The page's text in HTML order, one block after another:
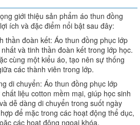
giới thiệu sản phẩm áo thun đồng
ích và đặc điểm nổi bật sau đây:
thần đoàn kết: Áo thun đồng phục lớp
và tinh thần đoàn kết trong lớp học.
cùng một kiểu áo, tạo nên sự thống
các thành viên trong lớp.
di chuyển: Áo thun đồng phục lớp
liệu cotton mềm mại, giúp học sinh
dễ dàng di chuyển trong suốt ngày
để mặc trong các hoạt động thể dục,
các hoạt động ngoại khóa.